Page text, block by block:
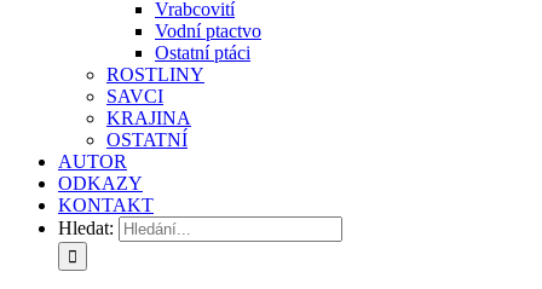
Vrabcovití
Vodní ptactvo
Ostatní ptáci
ROSTLINY
SAVCI
KRAJINA
OSTATNÍ
AUTOR
ODKAZY
KONTAKT
Hledat: